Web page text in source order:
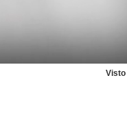
Visto